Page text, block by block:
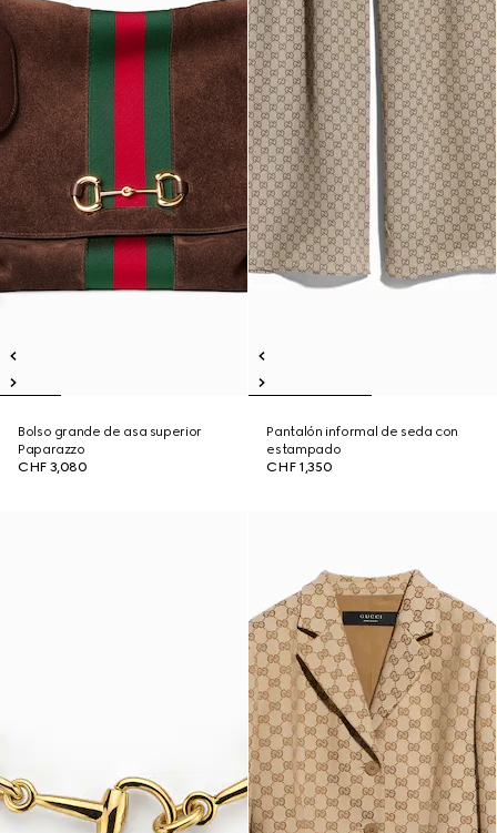
Bolso grande de asa superior
Paparazzo
CHF 3,080
Pantalón informal de seda con
estampado
CHF 1,350